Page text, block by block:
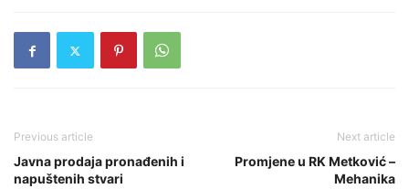
Previous article
Javna prodaja pronađenih i
napuštenih stvari
Next article
Promjene u RK Metković –
Mehanika